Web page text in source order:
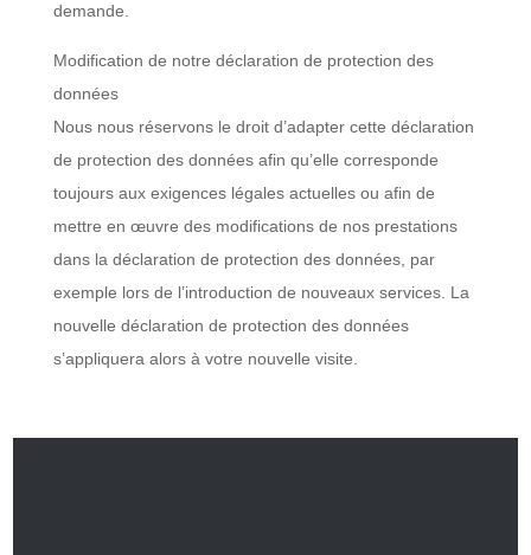
demande.
Modification de notre déclaration de protection des
données
Nous nous réservons le droit d’adapter cette déclaration
de protection des données afin qu’elle corresponde
toujours aux exigences légales actuelles ou afin de
mettre en œuvre des modifications de nos prestations
dans la déclaration de protection des données, par
exemple lors de l’introduction de nouveaux services. La
nouvelle déclaration de protection des données
s’appliquera alors à votre nouvelle visite.